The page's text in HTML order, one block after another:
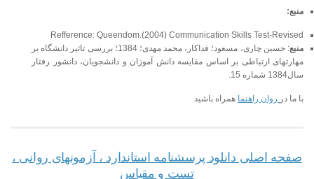
منبع:
Refference: Queendom.(2004) Communication Skills Test-Revised
منبع
: حسین چاری، مسعود؛ فداکار، محمد مهدی؛ 1384؛ بررسی تاثیر دانشگاه بر
مهارتهای ارتباطی بر اساس مقایسه دانش آموزان و دانشجویان، دانشور رفتار
سال1384 شماره 15.
با ما در روان راهنما همراه باشید
صفحه اصلی دانلود پرسشنامه استاندارد ، آزمونهای روانی ،
تست و مقیاس